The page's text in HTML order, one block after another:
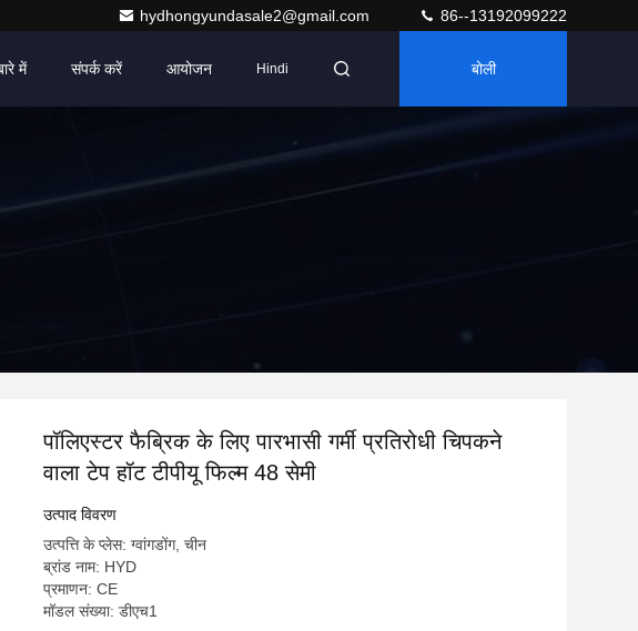
hydhongyundasale2@gmail.com 86--13192099222
में संपर्क करें आयोजन Hindi बोली
पॉलिएस्टर फैब्रिक के लिए पारभासी गर्मी प्रतिरोधी चिपकने
वाला टेप हॉट टीपीयू फिल्म 48 सेमी
उत्पाद विवरण
उत्पत्ति के प्लेस: ग्वांगडोंग, चीन
ब्रांड नाम: HYD
प्रमाणन: CE
मॉडल संख्या: डीएच1